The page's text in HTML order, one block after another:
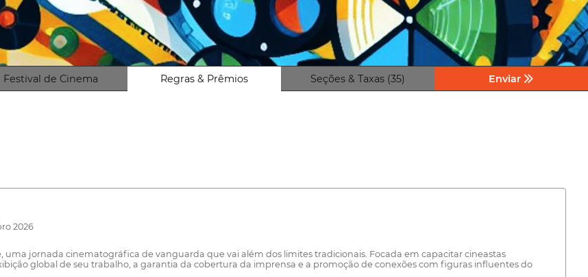
Festival de Cinema Regras & Prêmios Seções & Taxas (35) Enviar
2026
jornada cinematográfica de vanguarda que vai além dos limites tradicionais. Focada em capacitar cineastas
global de seu trabalho, a garantia da cobertura da imprensa e a promoção de conexões com figuras influentes do